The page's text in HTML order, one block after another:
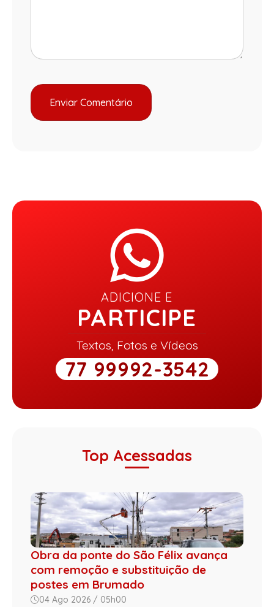
ADICIONE E
PARTICIPE
Textos, Fotos e Vídeos
77 99992-3542
Top Acessadas
Obra da ponte do São Félix avança
com remoção e substituição de
postes em Brumado
04 Ago 2026 / 05h00